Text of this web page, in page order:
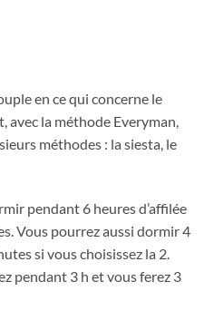
en ce qui concerne le
avec la méthode Everyman,
méthodes : la siesta, le
pendant 6 heures d’affilée
Vous pourrez aussi dormir 4
si vous choisissez la 2.
pendant 3 h et vous ferez 3